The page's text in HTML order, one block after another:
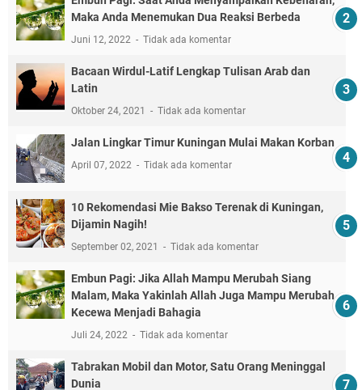
Maka Anda Menemukan Dua Reaksi Berbeda
Juni 12, 2022 Tidak ada komentar
Bacaan Wirdul-Latif Lengkap Tulisan Arab dan
Latin
Oktober 24, 2021 Tidak ada komentar
Jalan Lingkar Timur Kuningan Mulai Makan Korban
April 07, 2022 Tidak ada komentar
10 Rekomendasi Mie Bakso Terenak di Kuningan,
Dijamin Nagih!
September 02, 2021 Tidak ada komentar
Embun Pagi: Jika Allah Mampu Merubah Siang
Malam, Maka Yakinlah Allah Juga Mampu Merubah
Kecewa Menjadi Bahagia
Juli 24, 2022 Tidak ada komentar
Tabrakan Mobil dan Motor, Satu Orang Meninggal
Dunia